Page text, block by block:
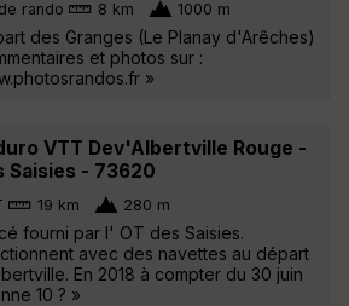
rando 8 km 1000 m
des Granges (Le Planay d'Arêches)
et photos sur :
»
VTT Dev'Albertville Rouge -
Saisies - 73620
19 km 280 m
fourni par l' OT des Saisies.
avec des navettes au départ
En 2018 à compter du 30 juin
10 ? »